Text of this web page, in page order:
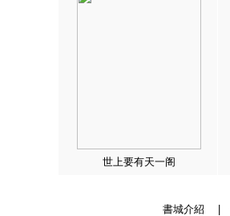
世上要有天一阁
書城介紹